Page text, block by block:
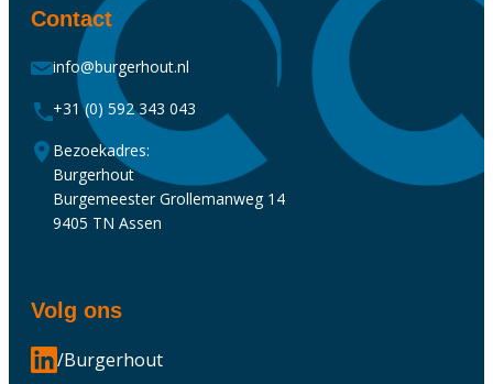
Contact
info@burgerhout.nl
+31 (0) 592 343 043
Bezoekadres:
Burgerhout
Burgemeester Grollemanweg 14
9405 TN Assen
Volg ons
/Burgerhout